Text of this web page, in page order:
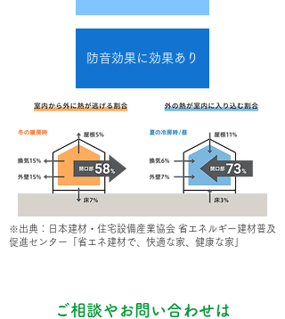
防音効果に効果あり
※出典：日本建材・住宅設備産業協会 省エネルギー建材普及
促進センター「省エネ建材で、快適な家、健康な家」
ご相談やお問い合わせは